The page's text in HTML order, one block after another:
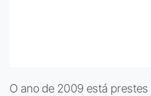
O ano de 2009 está